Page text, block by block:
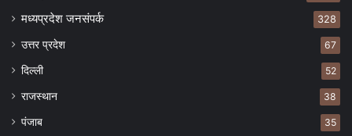
मध्यप्रदेश जनसंपर्क 328
उत्तर प्रदेश 67
दिल्ली 52
राजस्थान 38
पंजाब 35